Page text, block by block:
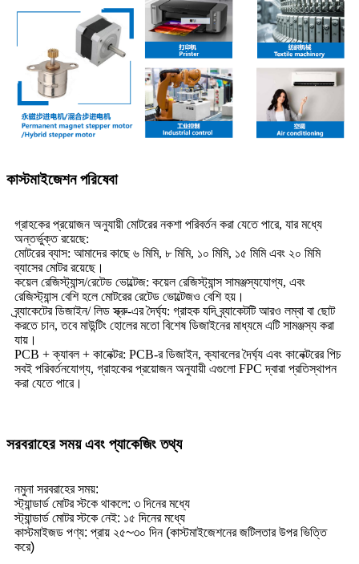
কাস্টমাইজেশন পরিষেবা
গ্রাহকের প্রয়োজন অনুযায়ী মোটরের নকশা পরিবর্তন করা যেতে পারে, যার মধ্যে
অন্তর্ভুক্ত রয়েছে:
মোটরের ব্যাস: আমাদের কাছে ৬ মিমি, ৮ মিমি, ১০ মিমি, ১৫ মিমি এবং ২০ মিমি
ব্যাসের মোটর রয়েছে।
কয়েল রেজিস্ট্যান্স/রেটেড ভোল্টেজ: কয়েল রেজিস্ট্যান্স সামঞ্জস্যযোগ্য, এবং
রেজিস্ট্যান্স বেশি হলে মোটরের রেটেড ভোল্টেজও বেশি হয়।
ব্র্যাকেটের ডিজাইন/ লিড স্ক্রু-এর দৈর্ঘ্য: গ্রাহক যদি ব্র্যাকেটটি আরও লম্বা বা ছোট
করতে চান, তবে মাউন্টিং হোলের মতো বিশেষ ডিজাইনের মাধ্যমে এটি সামঞ্জস্য করা
যায়।
PCB + ক্যাবল + কানেক্টর: PCB-র ডিজাইন, ক্যাবলের দৈর্ঘ্য এবং কানেক্টরের পিচ
সবই পরিবর্তনযোগ্য, গ্রাহকের প্রয়োজন অনুযায়ী এগুলো FPC দ্বারা প্রতিস্থাপন
করা যেতে পারে।
সরবরাহের সময় এবং প্যাকেজিং তথ্য
নমুনা সরবরাহের সময়:
স্ট্যান্ডার্ড মোটর স্টকে থাকলে: ৩ দিনের মধ্যে
স্ট্যান্ডার্ড মোটর স্টকে নেই: ১৫ দিনের মধ্যে
কাস্টমাইজড পণ্য: প্রায় ২৫~৩০ দিন (কাস্টমাইজেশনের জটিলতার উপর ভিত্তি
করে)